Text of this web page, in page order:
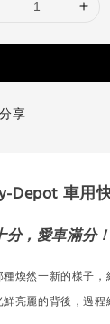
分享
Depot 車用
分，愛車滿分
煥然一新的樣子，
亮麗的背後，過程